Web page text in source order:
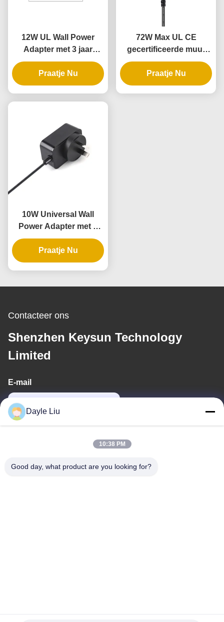
12W UL Wall Power
Adapter met 3 jaar
garantie en AC DC
stroomvoorziening
Praatje Nu
72W Max UL CE
gecertificeerde muur
stekker stroomsteen
met 3 jaar garantie
Praatje Nu
10W Universal Wall
Power Adapter met 3
jaar garantie en
meerdere
uitgangsspanningen
Praatje Nu
Contacteer ons
Shenzhen Keysun Technology
Limited
E-mail
Dayle Liu
10:38 PM
Good day, what product are you looking for?